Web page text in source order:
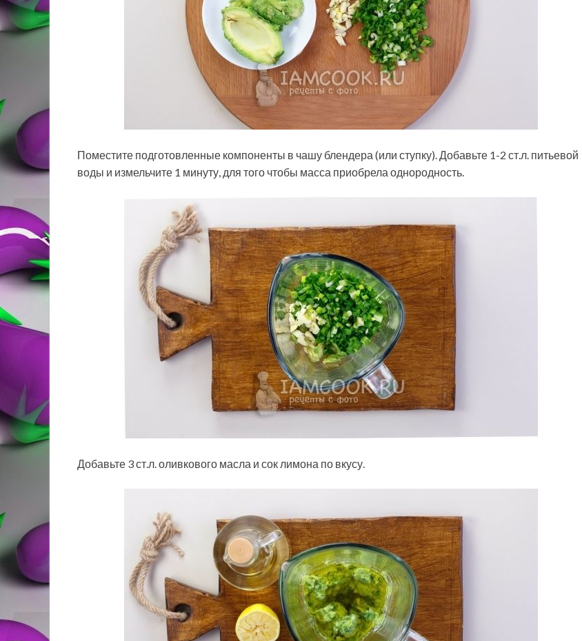
Поместите подготовленные компоненты в чашу блендера (или ступку). Добавьте 1-2 ст.л. питьевой
воды и измельчите 1 минуту, для того чтобы масса приобрела однородность.
Добавьте 3 ст.л. оливкового масла и сок лимона по вкусу.